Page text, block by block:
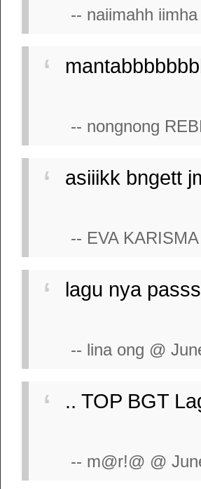
-- naiimahh
-- nongnong
asiiikk bngett
-- EVA
lagu nya
-- lina ong @
.. TOP BGT
-- m@r!@ @